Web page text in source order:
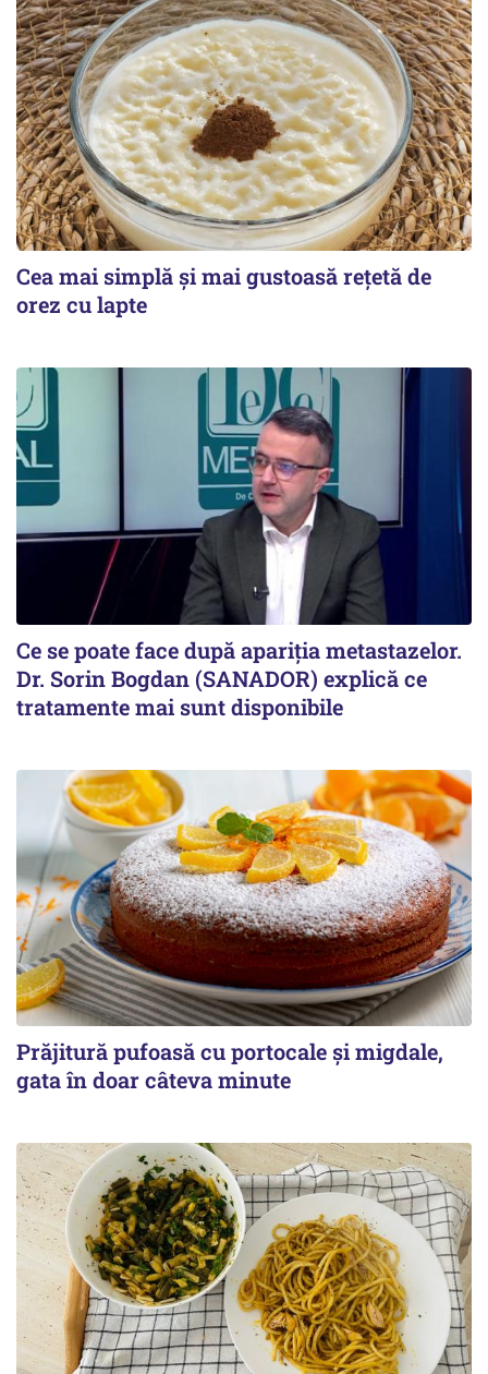
Cea mai simplă și mai gustoasă rețetă de
orez cu lapte
Ce se poate face după apariția metastazelor.
Dr. Sorin Bogdan (SANADOR) explică ce
tratamente mai sunt disponibile
Prăjitură pufoasă cu portocale și migdale,
gata în doar câteva minute